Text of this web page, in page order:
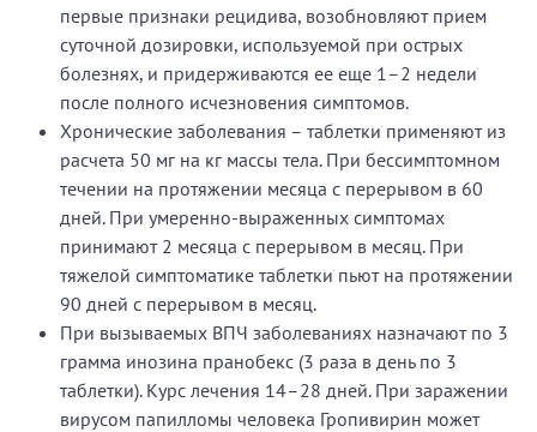
первые признаки рецидива, возобновляют прием
суточной дозировки, используемой при острых
болезнях, и придерживаются ее еще 1–2 недели
после полного исчезновения симптомов.
Хронические заболевания – таблетки применяют из
расчета 50 мг на кг массы тела. При бессимптомном
течении на протяжении месяца с перерывом в 60
дней. При умеренно-выраженных симптомах
принимают 2 месяца с перерывом в месяц. При
тяжелой симптоматике таблетки пьют на протяжении
90 дней с перерывом в месяц.
При вызываемых ВПЧ заболеваниях назначают по 3
грамма инозина пранобекс (3 раза в день по 3
таблетки). Курс лечения 14–28 дней. При заражении
вирусом папилломы человека Гропивирин может